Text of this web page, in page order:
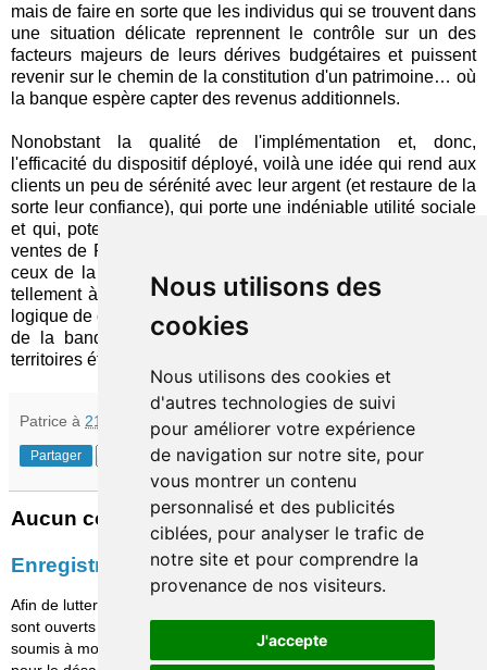
Nous utilisons des
cookies
Nous utilisons des cookies et
d'autres technologies de suivi
pour améliorer votre expérience
de navigation sur notre site, pour
vous montrer un contenu
personnalisé et des publicités
ciblées, pour analyser le trafic de
notre site et pour comprendre la
provenance de nos visiteurs.
J'accepte
mais de faire en sorte que les individus qui se trouvent dans
une situation délicate reprennent le contrôle sur un des
facteurs majeurs de leurs dérives budgétaires et puissent
revenir sur le chemin de la constitution d'un patrimoine… où
la banque espère capter des revenus additionnels.
Nonobstant la qualité de l'implémentation et, donc,
l'efficacité du dispositif déployé, voilà une idée qui rend aux
clients un peu de sérénité avec leur argent (et restaure de la
sorte leur confiance), qui porte une indéniable utilité sociale
et qui, potentiellement, devrait contribuer à développer les
ventes de PNC. Ces bénéfices sont nettement supérieurs à
ceux de la plupart des approches de « beyond banking »,
tellement à la mode aujourd'hui. N'est-il pas infiniment plus
logique de commencer par là – et consolider le
de la banque – avant d'essayer de s'aventurer sur des
territoires étrangers ?
Patrice à 21:30
Partager
Aucun commentaire:
Enregistrer un commentaire
Afin de lutter contre le spam, les commentaires ne
sont ouverts qu'aux personnes identifiées et sont
soumis à modération (je suis sincèrement désolé